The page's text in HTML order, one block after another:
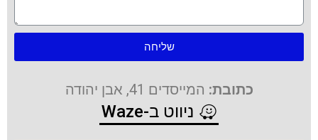
שליחה
כתובת: המייסדים 41, אבן יהודה
ניווט ב-Waze